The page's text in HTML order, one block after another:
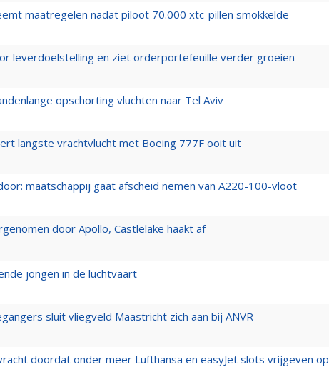
maatregelen nadat piloot 70.000 xtc-pillen smokkelde
leverdoelstelling en ziet orderportefeuille verder groeien
opschorting vluchten naar Tel Aviv
langste vrachtvlucht met Boeing 777F ooit uit
maatschappij gaat afscheid nemen van A220-100-vloot
door Apollo, Castlelake haakt af
jongen in de luchtvaart
sluit vliegveld Maastricht zich aan bij ANVR
doordat onder meer Lufthansa en easyJet slots vrijgeven op